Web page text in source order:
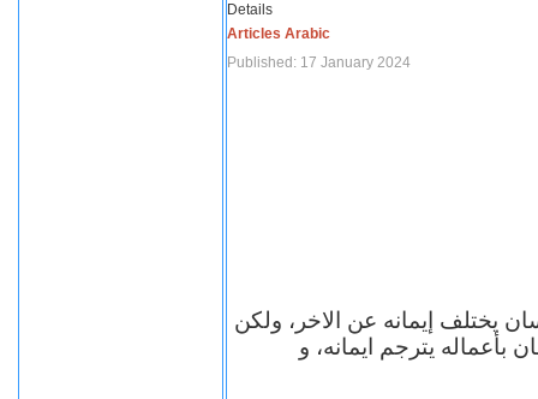
Details
Articles Arabic
Published: 17 January 2024
يختلف إيمانه عن الاخر، ولكن
بأعماله يترجم ايمانه، و